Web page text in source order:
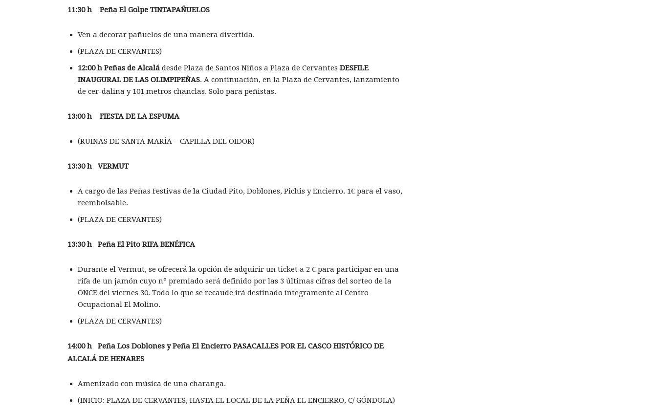
11:30 h Peña El Golpe TINTAPAÑUELOS
Ven a decorar pañuelos de una manera divertida.
(PLAZA DE CERVANTES)
12:00 h Peñas de Alcalá desde Plaza de Santos Niños a Plaza de Cervantes DESFILE
INAUGURAL DE LAS OLIMPIPEÑAS. A continuación, en la Plaza de Cervantes, lanzamiento
de cer-dalina y 101 metros chanclas. Solo para peñistas.
13:00 h FIESTA DE LA ESPUMA
(RUINAS DE SANTA MARÍA – CAPILLA DEL OIDOR)
13:30 h VERMUT
A cargo de las Peñas Festivas de la Ciudad Pito, Doblones, Pichis y Encierro. 1€ para el vaso,
reembolsable.
(PLAZA DE CERVANTES)
13:30 h Peña El Pito RIFA BENÉFICA
Durante el Vermut, se ofrecerá la opción de adquirir un ticket a 2 € para participar en una
rifa de un jamón cuyo nº premiado será definido por las 3 últimas cifras del sorteo de la
ONCE del viernes 30. Todo lo que se recaude irá destinado íntegramente al Centro
Ocupacional El Molino.
(PLAZA DE CERVANTES)
14:00 h Peña Los Doblones y Peña El Encierro PASACALLES POR EL CASCO HISTÓRICO DE
ALCALÁ DE HENARES
Amenizado con música de una charanga.
(INICIO: PLAZA DE CERVANTES, HASTA EL LOCAL DE LA PEÑA EL ENCIERRO, C/ GÓNDOLA)